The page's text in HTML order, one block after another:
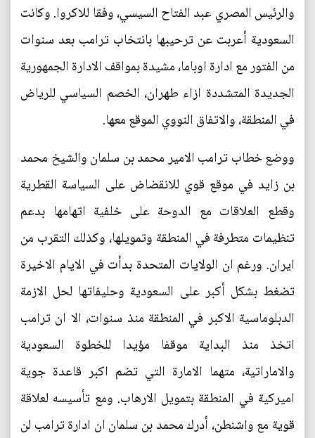
والرئيس المصري عبد الفتاح السيسي، وفقا للاكروا. وكانت
السعودية أعربت عن ترحيبها بانتخاب ترامب بعد سنوات
من الفتور مع ادارة اوباما، مشيدة بمواقف الادارة الجمهورية
الجديدة المتشددة ازاء طهران، الخصم السياسي للرياض
في المنطقة، والاتفاق النووي الموقع معها.
ووضع خطاب ترامب الامير محمد بن سلمان والشيخ محمد
بن زايد في موقع قوي للانقضاض على السياسة القطرية
وقطع العلاقات مع الدوحة على خلفية اتهامها بدعم
تنظيمات متطرفة في المنطقة وتمويلها، وكذلك التقرب من
ايران. ورغم ان الولايات المتحدة بدأت في الايام الاخيرة
تضغط بشكل أكبر على السعودية وحليفاتها لحل الازمة
الدبلوماسية الاكبر في المنطقة منذ سنوات، الا ان ترامب
اتخذ منذ البداية موقفا مؤيدا للخطوة السعودية
والاماراتية، متهما الامارة التي تضم اكبر قاعدة جوية
اميركية في المنطقة بتمويل الارهاب. ومع تأسيسه لعلاقة
قوية مع واشنطن، أدرك محمد بن سلمان ان ادارة ترامب لن